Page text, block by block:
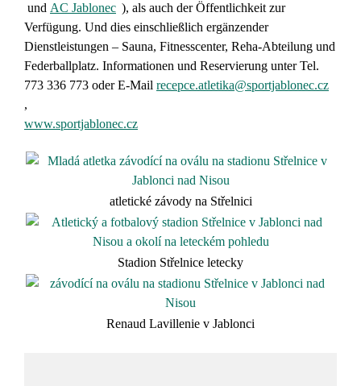
und AC Jablonec ), als auch der Öffentlichkeit zur
Verfügung. Und dies einschließlich ergänzender
Dienstleistungen – Sauna, Fitnesscenter, Reha-Abteilung und
Federballplatz. Informationen und Reservierung unter Tel.
773 336 773 oder E-Mail recepce.atletika@sportjablonec.cz
,
www.sportjablonec.cz
atletické závody na Střelnici
Stadion Střelnice letecky
Renaud Lavillenie v Jablonci